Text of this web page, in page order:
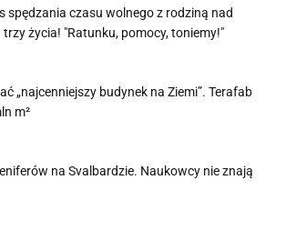
spędzania czasu wolnego z rodziną nad
trzy życia! "Ratunku, pomocy, toniemy!"
„najcenniejszy budynek na Ziemi”. Terafab
m²
na Svalbardzie. Naukowcy nie znają